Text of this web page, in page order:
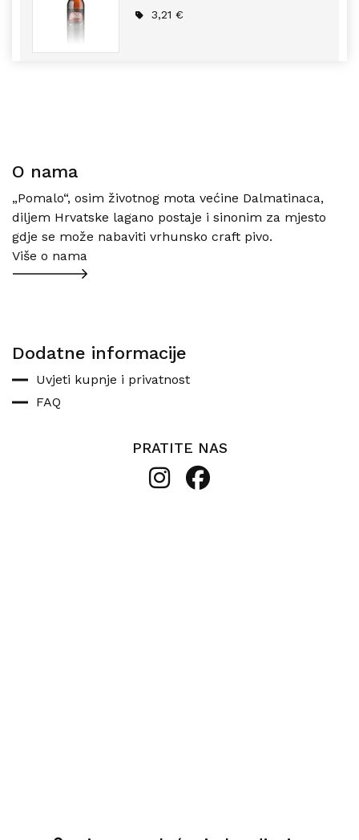
5
3,21€
O nama
„Pomalo“, osim životnog mota većine Dalmatinaca,
diljem Hrvatske lagano postaje i sinonim za mjesto
gdje se može nabaviti vrhunsko craft pivo.
Više o nama
Dodatne informacije
Uvjeti kupnje i privatnost
FAQ
PRATITE NAS